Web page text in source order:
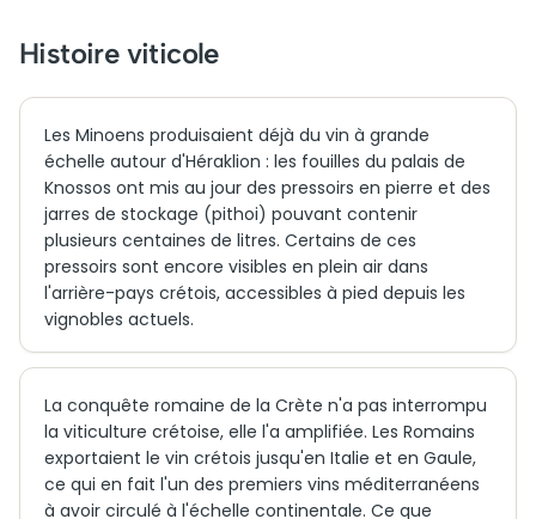
Histoire viticole
Les Minoens produisaient déjà du vin à grande
échelle autour d'Héraklion : les fouilles du palais de
Knossos ont mis au jour des pressoirs en pierre et des
jarres de stockage (pithoi) pouvant contenir
plusieurs centaines de litres. Certains de ces
pressoirs sont encore visibles en plein air dans
l'arrière-pays crétois, accessibles à pied depuis les
vignobles actuels.
La conquête romaine de la Crète n'a pas interrompu
la viticulture crétoise, elle l'a amplifiée. Les Romains
exportaient le vin crétois jusqu'en Italie et en Gaule,
ce qui en fait l'un des premiers vins méditerranéens
à avoir circulé à l'échelle continentale. Ce que